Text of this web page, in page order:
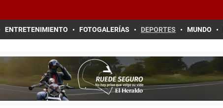
ENTRETENIMIENTO FOTOGALERÍAS DEPORTES MUNDO